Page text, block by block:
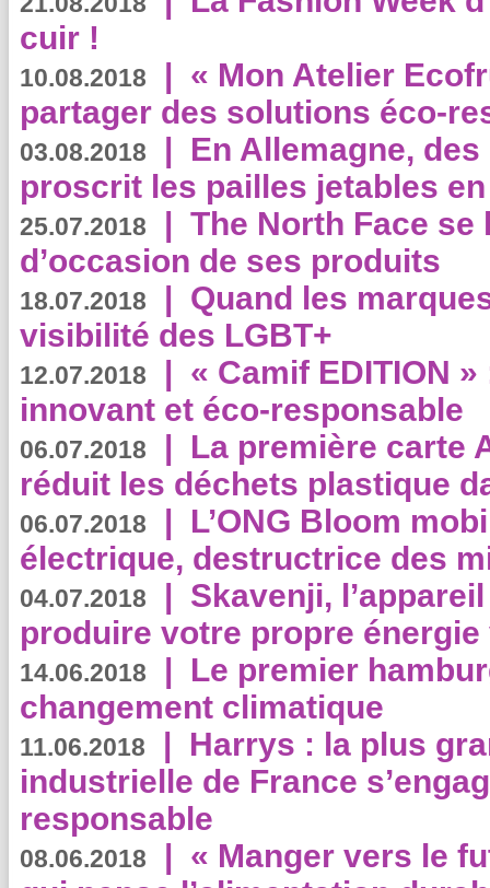
cuir !
10.08.2018 | « Mon Atelier
partager des solutions éco-
03.08.2018 | En Allemagne,
proscrit les pailles jetables
25.07.2018 | The North Face se
d’occasion de ses produits
18.07.2018 | Quand les
visibilité des LGBT+
12.07.2018 | « Camif EDITION
innovant et éco-responsable
06.07.2018 | La première carte
réduit les déchets plastique
06.07.2018 | L’ONG Bloom
électrique, destructrice des
04.07.2018 | Skavenji,
produire votre propre
14.06.2018 | Le premier
changement climatique
11.06.2018 | Harrys : la plus
industrielle de France
responsable
08.06.2018 | « Manger vers le